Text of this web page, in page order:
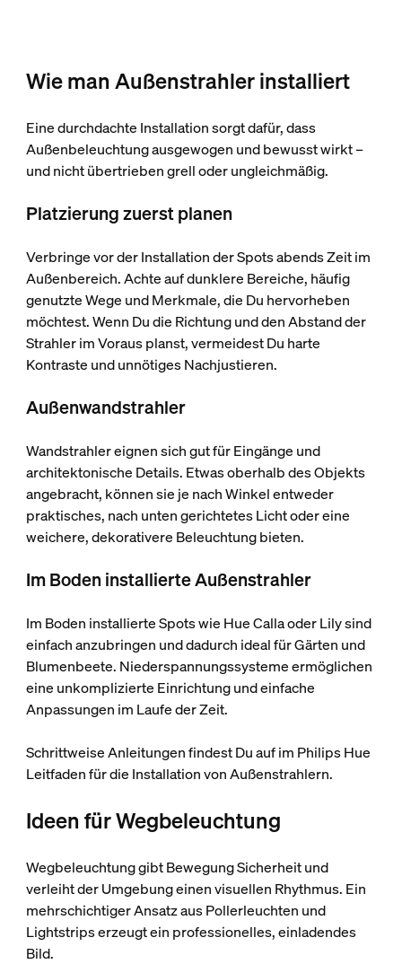
Wie man Außenstrahler installiert
Eine durchdachte Installation sorgt dafür, dass
Außenbeleuchtung ausgewogen und bewusst wirkt –
und nicht übertrieben grell oder ungleichmäßig.
Platzierung zuerst planen
Verbringe vor der Installation der Spots abends Zeit im
Außenbereich. Achte auf dunklere Bereiche, häufig
genutzte Wege und Merkmale, die Du hervorheben
möchtest. Wenn Du die Richtung und den Abstand der
Strahler im Voraus planst, vermeidest Du harte
Kontraste und unnötiges Nachjustieren.
Außenwandstrahler
Wandstrahler eignen sich gut für Eingänge und
architektonische Details. Etwas oberhalb des Objekts
angebracht, können sie je nach Winkel entweder
praktisches, nach unten gerichtetes Licht oder eine
weichere, dekorativere Beleuchtung bieten.
Im Boden installierte Außenstrahler
Im Boden installierte Spots wie Hue Calla oder Lily sind
einfach anzubringen und dadurch ideal für Gärten und
Blumenbeete. Niederspannungssysteme ermöglichen
eine unkomplizierte Einrichtung und einfache
Anpassungen im Laufe der Zeit.
Schrittweise Anleitungen findest Du auf im Philips Hue
Leitfaden für die Installation von Außenstrahlern.
Ideen für Wegbeleuchtung
Wegbeleuchtung gibt Bewegung Sicherheit und
verleiht der Umgebung einen visuellen Rhythmus. Ein
mehrschichtiger Ansatz aus Pollerleuchten und
Lightstrips erzeugt ein professionelles, einladendes
Bild.